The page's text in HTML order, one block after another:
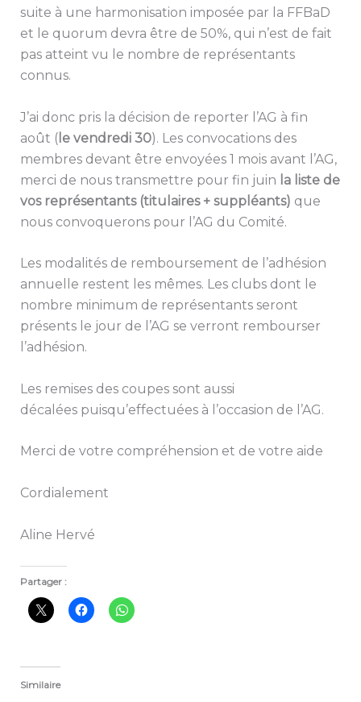
suite à une harmonisation imposée par la FFBaD
et le quorum devra être de 50%, qui n’est de fait
pas atteint vu le nombre de représentants
connus.
J’ai donc pris la décision de reporter l’AG à fin
août (le vendredi 30). Les convocations des
membres devant être envoyées 1 mois avant l’AG,
merci de nous transmettre pour fin juin la liste de
vos représentants (titulaires + suppléants) que
nous convoquerons pour l’AG du Comité.
Les modalités de remboursement de l’adhésion
annuelle restent les mêmes. Les clubs dont le
nombre minimum de représentants seront
présents le jour de l’AG se verront rembourser
l’adhésion.
Les remises des coupes sont aussi
décalées puisqu’effectuées à l’occasion de l’AG.
Merci de votre compréhension et de votre aide
Cordialement
Aline Hervé
Partager :
Similaire